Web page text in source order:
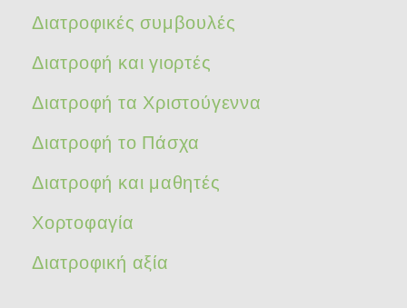
Διατροφικές συμβουλές
Διατροφή και γιορτές
Διατροφή τα Χριστούγεννα
Διατροφή το Πάσχα
Διατροφή και μαθητές
Χορτοφαγία
Διατροφική αξία